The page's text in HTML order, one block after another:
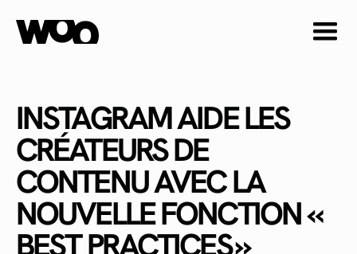
INSTAGRAM AIDE LES
CRÉATEURS DE
CONTENU AVEC LA
NOUVELLE FONCTION «
BEST PRACTICES »